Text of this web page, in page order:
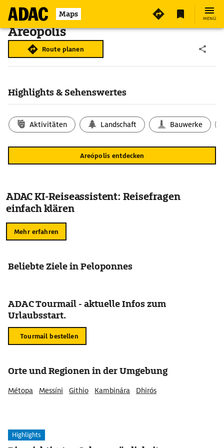
Maps MENÜ
Areópolis
Route planen
Highlights & Sehenswertes
Aktivitäten Landschaft Bauwerke
Areópolis entdecken
ADAC KI-Reiseassistent: Reisefragen
einfach klären
Mehr erfahren
Beliebte Ziele in Peloponnes
ADAC Tourmail - aktuelle Infos zum
Urlaubsstart.
Tourmail bestellen
Orte und Regionen in der Umgebung
Métopa Messíni Githio Kambinára Dhirós
Highlights